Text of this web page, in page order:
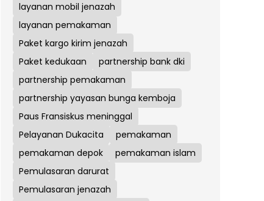
layanan mobil jenazah
layanan pemakaman
Paket kargo kirim jenazah
Paket kedukaan
partnership bank dki
partnership pemakaman
partnership yayasan bunga kemboja
Paus Fransiskus meninggal
Pelayanan Dukacita
pemakaman
pemakaman depok
pemakaman islam
Pemulasaran darurat
Pemulasaran jenazah